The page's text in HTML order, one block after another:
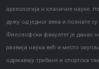
археологија и класичне науке.
дужу од једног века и познате су
Филозофски факултет је данас
развија наука већ и место
одржавају трибине и спортска